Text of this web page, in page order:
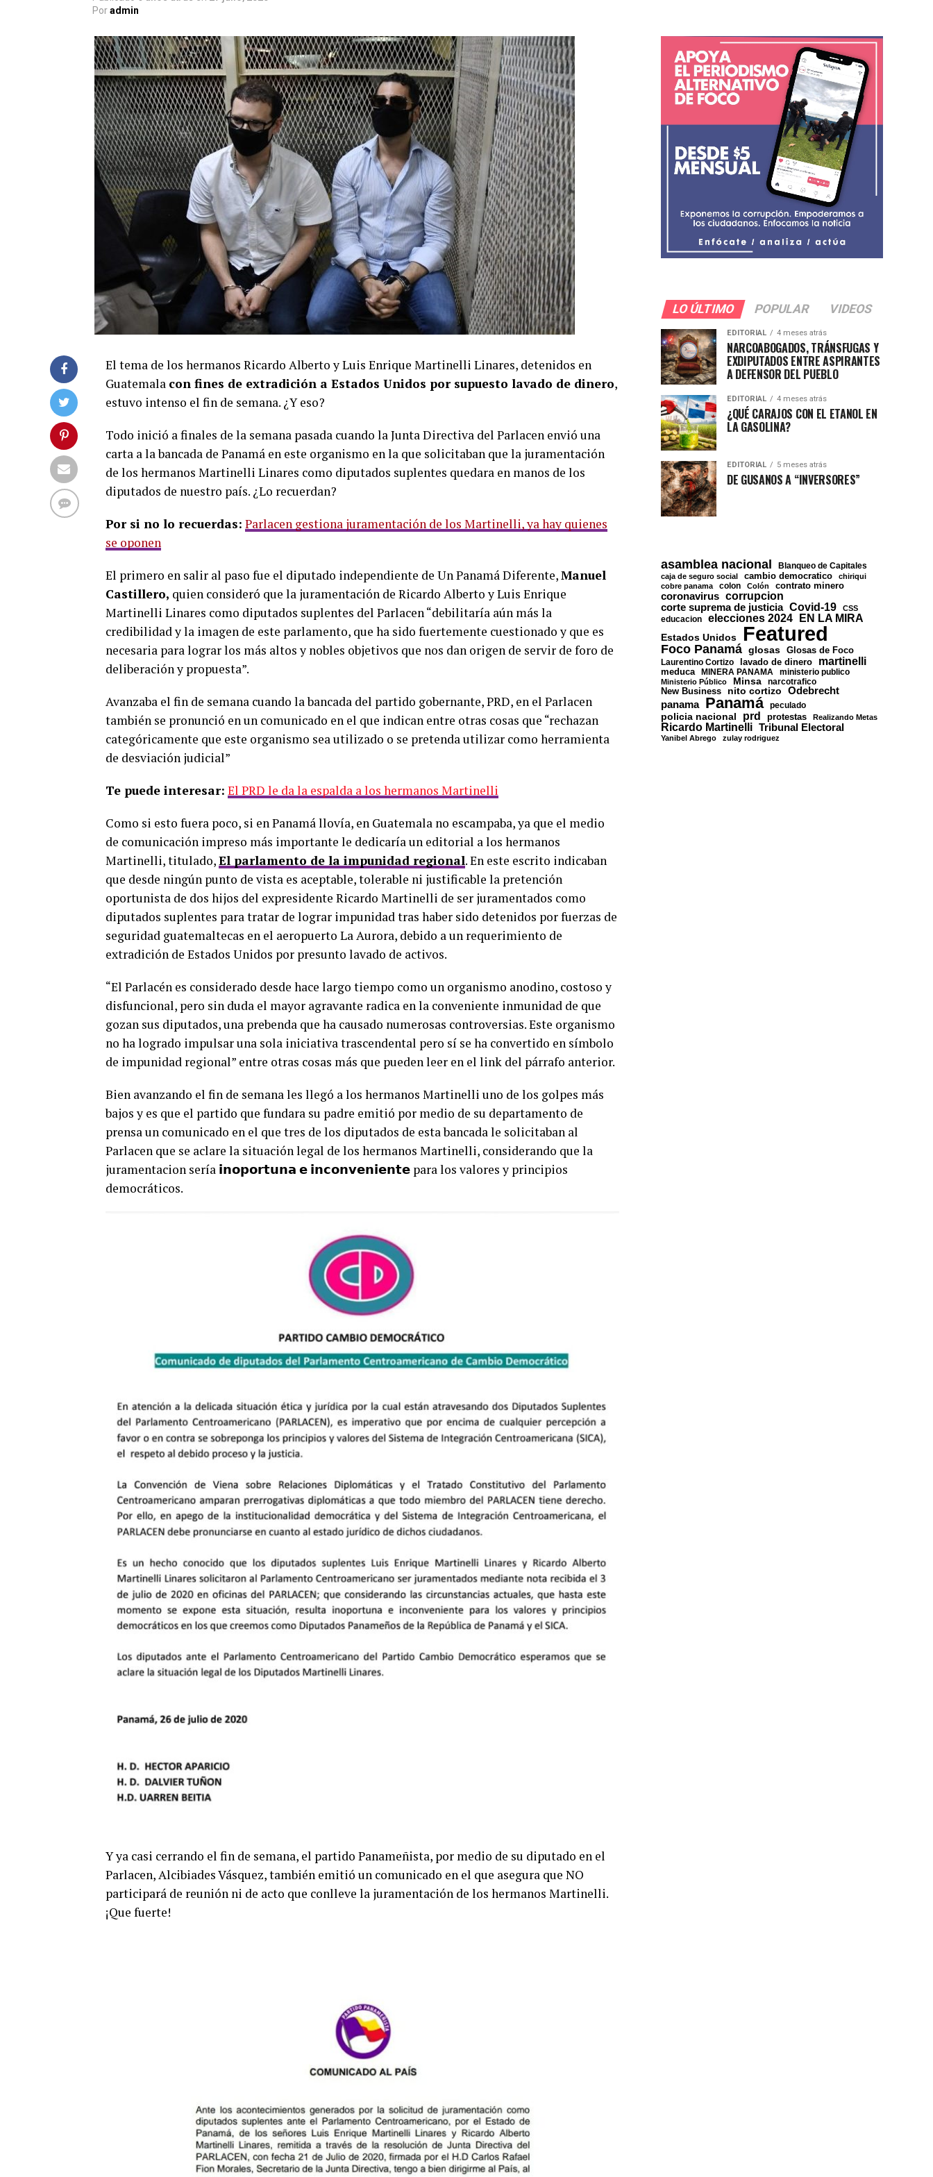
Poradmin
El tema de los hermanos Ricardo Alberto y Luis Enrique Martinelli Linares, detenidos en
Guatemala con fines de extradición a Estados Unidos por supuesto lavado de dinero,
estuvo intenso el fin de semana. ¿Y eso?
Todo inició a finales de la semana pasada cuando la Junta Directiva del Parlacen envió una
carta a la bancada de Panamá en este organismo en la que solicitaban que la juramentación
de los hermanos Martinelli Linares como diputados suplentes quedara en manos de los
diputados de nuestro país. ¿Lo recuerdan?
Por si no lo recuerdas: Parlacen gestiona juramentación de los Martinelli, ya hay quienes
se oponen
El primero en salir al paso fue el diputado independiente de Un Panamá Diferente,Manuel
Castillero, quien consideró que la juramentación de Ricardo Alberto y Luis Enrique
Martinelli Linares como diputados suplentes del Parlacen “debilitaría aún más la
credibilidad y la imagen de este parlamento, que ha sido fuertemente cuestionado y que es
necesaria para lograr los más altos y nobles objetivos que nos dan origen de servir de foro de
deliberación y propuesta”.
Avanzaba el fin de semana cuando la bancada del partido gobernante, PRD, en el Parlacen
también se pronunció en un comunicado en el que indican entre otras cosas que “rechazan
categóricamente que este organismo sea utilizado o se pretenda utilizar como herramienta
de desviación judicial”
Te puede interesar: El PRD le da la espalda a los hermanos Martinelli
Como si esto fuera poco, si en Panamá llovía, en Guatemala no escampaba, ya que el medio
de comunicación impreso más importante le dedicaría un editorial a los hermanos
Martinelli, titulado,El parlamento de la impunidad regional. En este escrito indicaban
que desde ningún punto de vista es aceptable, tolerable ni justificable la pretención
oportunista de dos hijos del expresidente Ricardo Martinelli de ser juramentados como
diputados suplentes para tratar de lograr impunidad tras haber sido detenidos por fuerzas de
seguridad guatemaltecas en el aeropuerto La Aurora, debido a un requerimiento de
extradición de Estados Unidos por presunto lavado de activos.
“El Parlacén es considerado desde hace largo tiempo como un organismo anodino, costoso y
disfuncional, pero sin duda el mayor agravante radica en la conveniente inmunidad de que
gozan sus diputados, una prebenda que ha causado numerosas controversias. Este organismo
no ha logrado impulsar una sola iniciativa trascendental pero sí se ha convertido en símbolo
de impunidad regional” entre otras cosas más que pueden leer en el link del párrafo anterior.
Bien avanzando el fin de semana les llegó a los hermanos Martinelli uno de los golpes más
bajos y es que el partido que fundara su padre emitió por medio de su departamento de
prensa un comunicado en el que tres de los diputados de esta bancada le solicitaban al
Parlacen que se aclare la situación legal de los hermanos Martinelli, considerando que la
juramentacion sería 𝗶𝗻𝗼𝗽𝗼𝗿𝘁𝘂𝗻𝗮 𝗲 𝗶𝗻𝗰𝗼𝗻𝘃𝗲𝗻𝗶𝗲𝗻𝘁𝗲 para los valores y principios
democráticos.
Y ya casi cerrando el fin de semana, el partido Panameñista, por medio de su diputado en el
Parlacen, Alcibiades Vásquez, también emitió un comunicado en el que asegura que NO
participará de reunión ni de acto que conlleve la juramentación de los hermanos Martinelli.
¡Que fuerte!
LO ÚLTIMO POPULAR VIDEOS
EDITORIAL 4 meses atrás
NARCOABOGADOS, TRÁNSFUGAS Y
EXDIPUTADOS ENTRE ASPIRANTES
A DEFENSOR DEL PUEBLO
EDITORIAL 4 meses atrás
¿QUÉ CARAJOS CON EL ETANOL EN
LA GASOLINA?
EDITORIAL 5 meses atrás
DE GUSANOS A “INVERSORES”
asamblea nacional Blanqueo de Capitales
caja de seguro social cambio democratico
chiriqui
cobre panama
colon Colón contrato minero
coronavirus corrupcion
corte suprema de justicia Covid-19 CSS
educacion elecciones 2024 EN LA MIRA
Estados Unidos Featured
Foco Panamá glosas Glosas de Foco
Laurentino Cortizo lavado de dinero martinelli
meduca MINERA PANAMA ministerio publico
Ministerio Público Minsa
narcotrafico
New Business
nito cortizo Odebrecht
panama Panamá peculado
policia nacional prd protestas Realizando Metas
Ricardo Martinelli Tribunal Electoral
Yanibel Abrego zulay rodriguez